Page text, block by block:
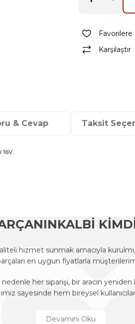
Karşılaştır
& Cevap Taksit
16V
Yorum Yaz
Soru Sor
Deneyimini Paylaş
hizmet sunmak amacıyla
en uygun fiyatlarla
her siparişi, bir aracın
sayesinde hem bireysel
hizmet sunmak amacıyla